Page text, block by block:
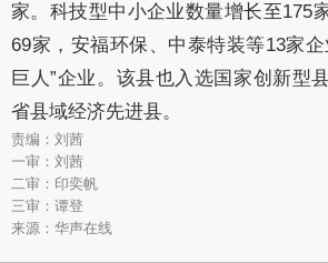
家。科技型中小企业数量增长至175
69家，安福环保、中泰特装等13家
巨人”企业。该县也入选国家创新型
省县域经济先进县。
责编：刘茜
一审：刘茜
二审：印奕帆
三审：谭登
来源：华声在线